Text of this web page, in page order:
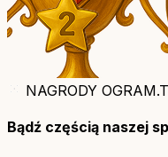
NAGRODY
Bądź częścią naszej